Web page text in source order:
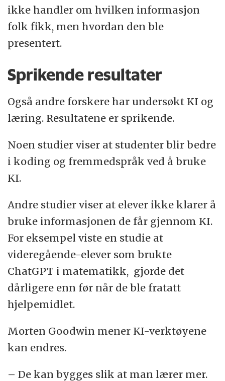
ikke handler om hvilken informasjon
folk fikk, men hvordan den ble
presentert.
Sprikende resultater
Også andre forskere har undersøkt KI og
læring. Resultatene er sprikende.
Noen studier viser at studenter blir bedre
i koding og fremmedspråk ved å bruke
KI.
Andre studier viser at elever ikke klarer å
bruke informasjonen de får gjennom KI.
For eksempel viste en studie at
videregående-elever som brukte
ChatGPT i matematikk, gjorde det
dårligere enn før når de ble fratatt
hjelpemidlet.
Morten Goodwin mener KI-verktøyene
kan endres.
– De kan bygges slik at man lærer mer.